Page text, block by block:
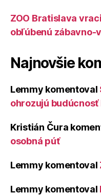
ZOO Bratislava
obľúbenú zábavno-
Najnovšie
Lemmy komentoval
ohrozujú
Kristián Čura
osobná púť
Lemmy komentoval
Lemmy komentoval